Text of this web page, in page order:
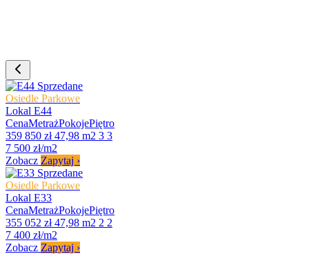
Sprzedane
Osiedle Parkowe
Lokal E44
CenaMetrażPokojePiętro
359 850 zł 47,98 m2 3 3
7 500 zł/m2
Zobacz Zapytaj ›
Sprzedane
Osiedle Parkowe
Lokal E33
CenaMetrażPokojePiętro
355 052 zł 47,98 m2 2 2
7 400 zł/m2
Zobacz Zapytaj ›